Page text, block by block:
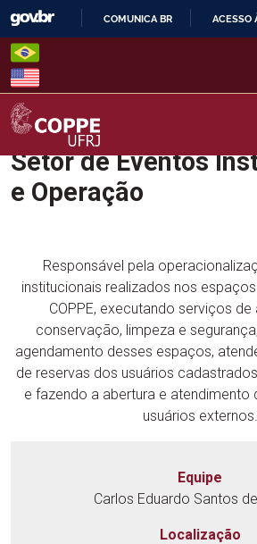
Skip
content
O
COMUNICA BR ACESSO
COPPE – UFRJ
Setor de Eventos
e Operação
Responsável pela
institucionais realizados nos
COPPE, executando serviços
conservação, limpeza e
agendamento desses espaços,
de reservas dos usuários
e fazendo a abertura e atendimento
usuários externos.
Equipe
Carlos Eduardo Santos
Localização